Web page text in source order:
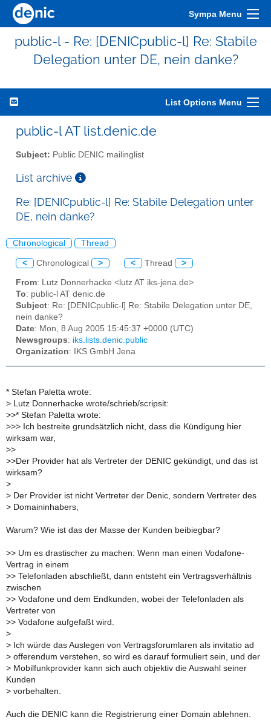
Sympa Menu
public-l - Re: [DENICpublic-l] Re: Stabile
Delegation unter DE, nein danke?
List Options Menu
public-l AT list.denic.de
Subject: Public DENIC mailinglist
List archive
Re: [DENICpublic-l] Re: Stabile Delegation unter
DE, nein danke?
Chronological Thread
< Chronological > < Thread >
From: Lutz Donnerhacke <lutz AT iks-jena.de>
To: public-l AT denic.de
Subject: Re: [DENICpublic-l] Re: Stabile Delegation unter DE,
nein danke?
Date: Mon, 8 Aug 2005 15:45:37 +0000 (UTC)
Newsgroups: iks.lists.denic.public
Organization: IKS GmbH Jena
* Stefan Paletta wrote:
> Lutz Donnerhacke wrote/schrieb/scripsit:
>>* Stefan Paletta wrote:
>>> Ich bestreite grundsätzlich nicht, dass die Kündigung hier
wirksam war,
>>
>>Der Provider hat als Vertreter der DENIC gekündigt, und das ist
wirksam?
>
> Der Provider ist nicht Vertreter der Denic, sondern Vertreter des
> Domaininhabers,
Warum? Wie ist das der Masse der Kunden beibiegbar?
>> Um es drastischer zu machen: Wenn man einen Vodafone-
Vertrag in einem
>> Telefonladen abschließt, dann entsteht ein Vertragsverhältnis
zwischen
>> Vodafone und dem Endkunden, wobei der Telefonladen als
Vertreter von
>> Vodafone aufgefaßt wird.
>
> Ich würde das Auslegen von Vertragsforumlaren als invitatio ad
> offerendum verstehen, so wird es darauf formuliert sein, und der
> Mobilfunkprovider kann sich auch objektiv die Auswahl seiner
Kunden
> vorbehalten.
Auch die DENIC kann die Registrierung einer Domain ablehnen.